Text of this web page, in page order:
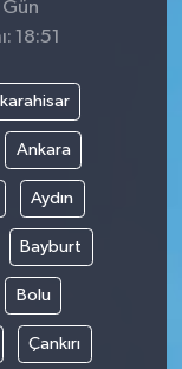
18:51
Ankara
Aydın
Bayburt
Bolu
Çankırı